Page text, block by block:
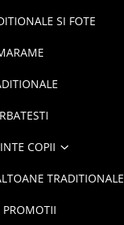
SI FOTE
COPII
TRADITIONALE
PROMOTII